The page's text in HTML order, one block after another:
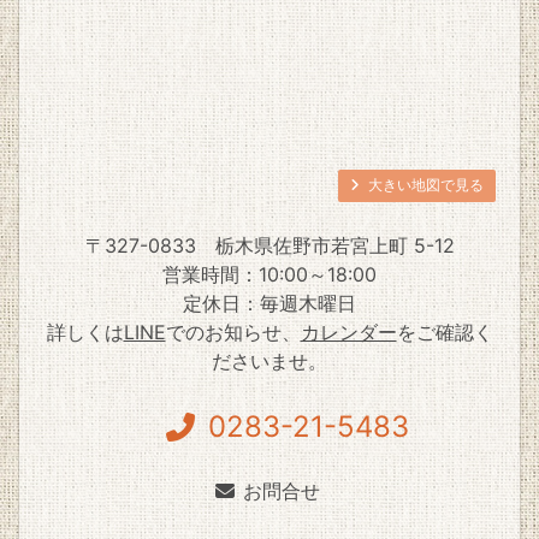
大きい地図で見る
〒327-0833
栃木県佐野市若宮上町 5-12
営業時間：10:00～18:00
定休日：毎週木曜日
詳しくはLINEでのお知らせ、カレンダーをご確認く
ださいませ。
0283-21-5483
お問合せ